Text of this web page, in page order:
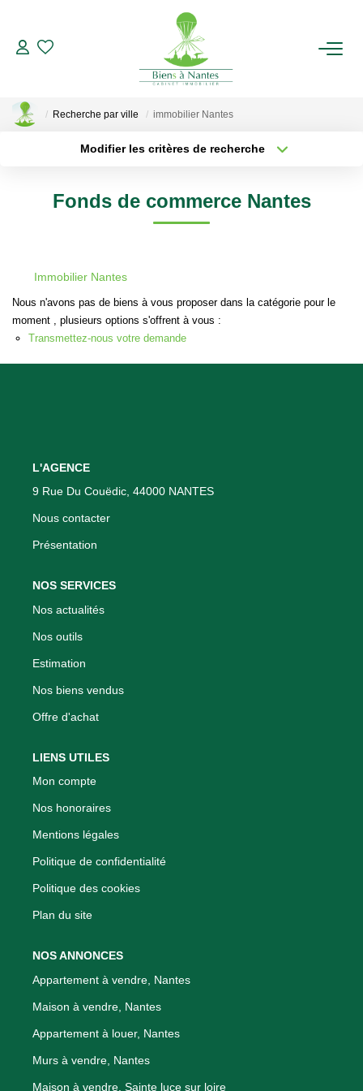
ACHETER
BIENS VENDUS
NOTRE AGENCE
Qui Sommes-Nous
Notre Équipe
Nous Rejoindre
Recherche par ville immobilier Nantes
Modifier les critères de recherche
Type de bien
Fonds de commerce Nantes
Immobilier Nantes
Nous n'avons pas de biens à vous proposer dans la catégorie pour le
moment , plusieurs options s'offrent à vous :
Transmettez-nous votre demande
L'AGENCE
9 Rue Du Couëdic, 44000 NANTES
Nous contacter
Présentation
NOS SERVICES
Nos actualités
Nos outils
Estimation
Nos biens vendus
Offre d'achat
LIENS UTILES
Mon compte
Nos honoraires
Mentions légales
Politique de confidentialité
Politique des cookies
Plan du site
NOS ANNONCES
Appartement à vendre, Nantes
Maison à vendre, Nantes
Appartement à louer, Nantes
Murs à vendre, Nantes
Maison à vendre, Sainte luce sur loire